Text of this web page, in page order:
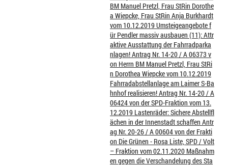
BM Manuel Pretzl, Frau StRin Dorothe
a Wiepcke, Frau StRin Anja Burkhardt
vom 10.12.2019 Umsteigeangebote f
ür Pendler massiv ausbauen (11): Attr
aktive Ausstattung der Fahrradparka
nlagen! Antrag Nr. 14-20 / A 06373 v
on Herrn BM Manuel Pretzl, Frau StRi
n Dorothea Wiepcke vom 10.12.2019
Fahrradabstellanlage am Laimer S-Ba
hnhof realisieren! Antrag Nr. 14-20 / A
06424 von der SPD-Fraktion vom 13.
12.2019 Lastenräder: Sichere Abstellfl
ächen in der Innenstadt schaffen Antr
ag Nr. 20-26 / A 00604 von der Frakti
on Die Grünen - Rosa Liste, SPD / Volt
– Fraktion vom 02.11.2020 Maßnahm
en gegen die Verschandelung des Sta